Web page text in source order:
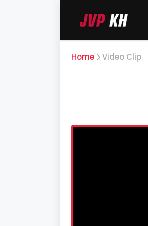
Home Video Clip